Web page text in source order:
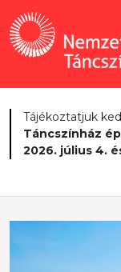
Tájékoztatjuk
Táncszínház
2026. július 4.